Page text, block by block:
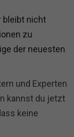
bleibt nicht
zu
der neuesten
und Experten
kannst du jetzt
keine